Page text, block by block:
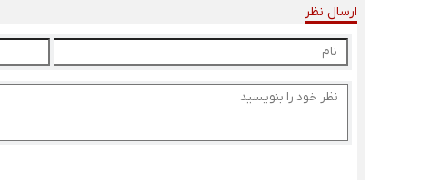
ارسال نظر